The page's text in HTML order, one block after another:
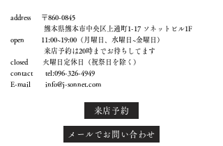
address 〒860-0845
熊本県熊本市中央区上通町1-17 ソネットビル1F
open 11:00~19:00（月曜日、水曜日~金曜日）
来店予約は20時までお待ちしてます
closed 火曜日定休日（祝祭日を除く）
contact tel:096-326-4949
E-mail info@j-sonnet.com
来店予約
メールでお問い合わせ